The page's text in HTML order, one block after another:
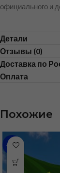
официального и
Детали
Отзывы (0)
Доставка по
Оплата
Похожие
-48%